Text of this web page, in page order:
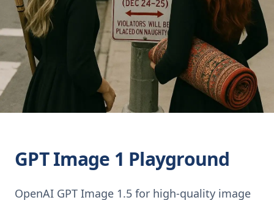
GPT Image 1 Playground
OpenAI GPT Image 1.5 for high-quality image